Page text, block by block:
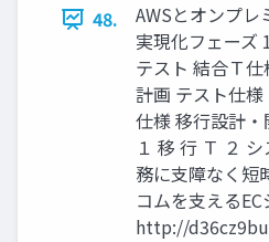
48.
AWSとオンプ
実現化フェーズ
テスト 結合Ｔ
計画 テスト仕
仕様 移行設計
１ 移 行 Ｔ ２
務に支障なく
コムを支える
http://